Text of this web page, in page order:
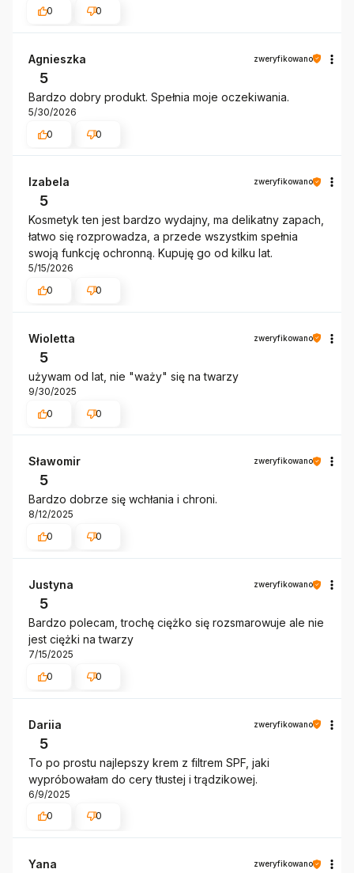
0
0
Agnieszka zweryfikowano
5
Bardzo dobry produkt. Spełnia moje oczekiwania.
5/30/2026
0
0
Izabela zweryfikowano
5
Kosmetyk ten jest bardzo wydajny, ma delikatny zapach,
łatwo się rozprowadza, a przede wszystkim spełnia
swoją funkcję ochronną. Kupuję go od kilku lat.
5/15/2026
0
0
Wioletta zweryfikowano
5
używam od lat, nie "waży" się na twarzy
9/30/2025
0
0
Sławomir zweryfikowano
5
Bardzo dobrze się wchłania i chroni.
8/12/2025
0
0
Justyna zweryfikowano
5
Bardzo polecam, trochę ciężko się rozsmarowuje ale nie
jest ciężki na twarzy
7/15/2025
0
0
Dariia zweryfikowano
5
To po prostu najlepszy krem ​​z filtrem SPF, jaki
wypróbowałam do cery tłustej i trądzikowej.
6/9/2025
0
0
Yana zweryfikowano